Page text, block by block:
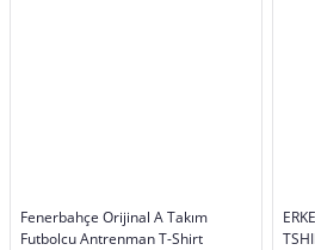
Fenerbahçe Orijinal A Takım
Futbolcu Antrenman T-Shirt